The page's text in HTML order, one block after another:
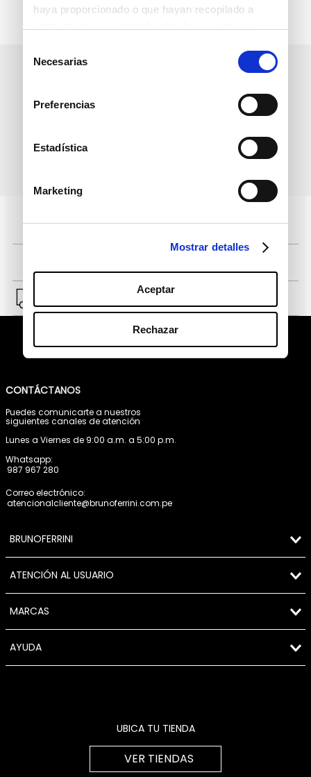
haya proporcionado o que hayan recopilado a
deNecesarias
Preferencias
Estadística
Marketing
Mostrar detalles
Aceptar
Rechazar
Suscríbete a nuestro boletín
Pagos 100% seguros, página certificada
Envío a Lima y a provincias.
CONTÁCTANOS
Puedes comunicarte a nuestros
siguientes canales de atención
Lunes a Viernes de 9:00 a.m. a 5:00 p.m.
Whatsapp:
987 967 280
Correo electrónico:
atencionalcliente@brunoferrini.com.pe
BRUNOFERRINI
ATENCIÓN AL USUARIO
MARCAS
AYUDA
UBICA TU TIENDA
VER TIENDAS